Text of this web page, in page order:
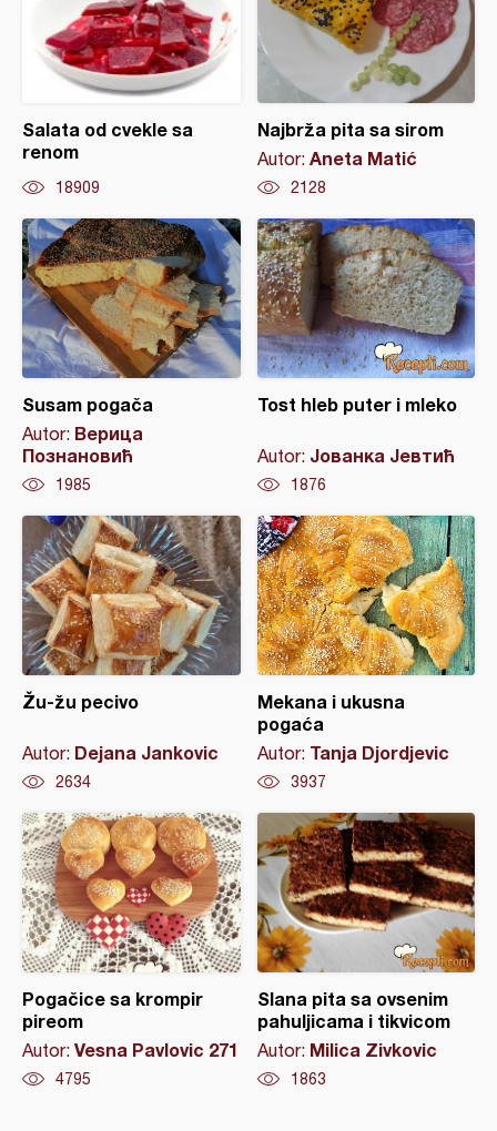
Salata od cvekle sa
renom
18909
Najbrža pita sa sirom
Autor: Aneta Matić
2128
Susam pogača
Autor: Верица
Познановић
1985
Tost hleb puter i mleko
Autor: Јованка Јевтић
1876
Žu-žu pecivo
Autor: Dejana Jankovic
2634
Mekana i ukusna
pogaća
Autor: Tanja Djordjevic
3937
Pogačice sa krompir
pireom
Autor: Vesna Pavlovic 271
4795
Slana pita sa ovsenim
pahuljicama i tikvicom
Autor: Milica Zivkovic
1863